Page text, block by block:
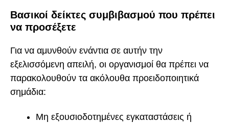
Βασικοί δείκτες συμβιβασμού που πρέπει
να προσέξετε
Για να αμυνθούν ενάντια σε αυτήν την
εξελισσόμενη απειλή, οι οργανισμοί θα πρέπει να
παρακολουθούν τα ακόλουθα προειδοποιητικά
σημάδια:
Μη εξουσιοδοτημένες εγκαταστάσεις ή